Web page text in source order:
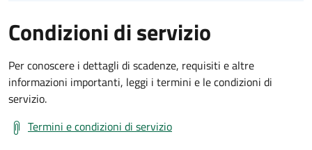
Condizioni di servizio
Per conoscere i dettagli di scadenze, requisiti e altre
informazioni importanti, leggi i termini e le condizioni di
servizio.
Termini e condizioni di servizio